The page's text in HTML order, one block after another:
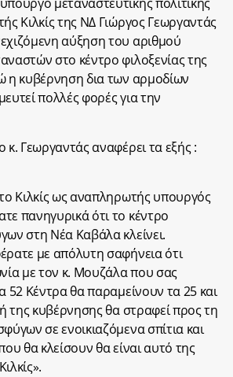
Κιλκίς της ΝΔ Γιώργος Γεωργαντάς
αύξηση του αριθμού
στο κέντρο φιλοξενίας της
η κυβέρνηση δια των αρμοδίων
πολλές φορές για την
Γεωργαντάς αναφέρει τα εξής :
Κιλκίς ως αναπληρωτής υπουργός
πανηγυρικά ότι το κέντρο
στη Νέα Καβάλα κλείνει.
με απόλυτη σαφήνεια ότι
με τον κ. Μουζάλα που σας
52 Κέντρα θα παραμείνουν τα 25 και
της κυβέρνησης θα στραφεί προς τη
σε ενοικιαζόμενα σπίτια και
θα κλείσουν θα είναι αυτό της